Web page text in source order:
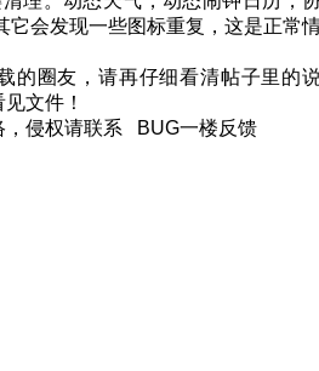
它会发现一些图标重复，这是正常
的圈友，请再仔细看清帖子里的
见文件！
，侵权请联系 BUG一楼反馈